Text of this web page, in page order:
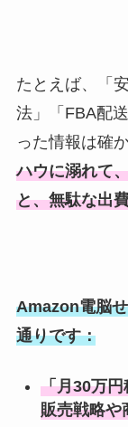
たとえば、「
法」「FBA配
った情報は確
ハウに溺れて
と、無駄な出
Amazon電脳
通りです：
「月30万
販売戦略や